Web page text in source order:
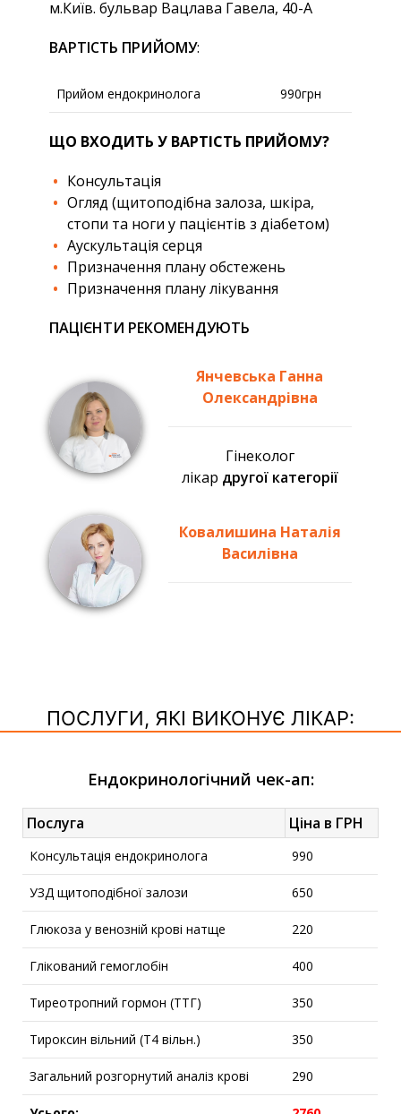
м.Київ. бульвар Вацлава Гавела, 40-А
ВАРТІСТЬ ПРИЙОМУ:
Прийом ендокринолога 990грн
ЩО ВХОДИТЬ У ВАРТІСТЬ ПРИЙОМУ?
Консультація
Огляд (щитоподібна залоза, шкіра,
стопи та ноги у пацієнтів з діабетом)
Аускультація серця
Призначення плану обстежень
Призначення плану лікування
ПАЦІЄНТИ РЕКОМЕНДУЮТЬ
Янчевська Ганна
Олександрівна
Гінеколог
лікар другої категорії
Ковалишина Наталія
Василівна
ПОСЛУГИ, ЯКІ ВИКОНУЄ ЛІКАР:
Ендокринологічний чек-ап:
Послуга Ціна в ГРН
Консультація ендокринолога 990
УЗД щитоподібної залози 650
Глюкоза у венозній крові натще 220
Глікований гемоглобін 400
Тиреотропний гормон (ТТГ) 350
Тироксин вільний (Т4 вільн.) 350
Загальний розгорнутий аналіз крові 290